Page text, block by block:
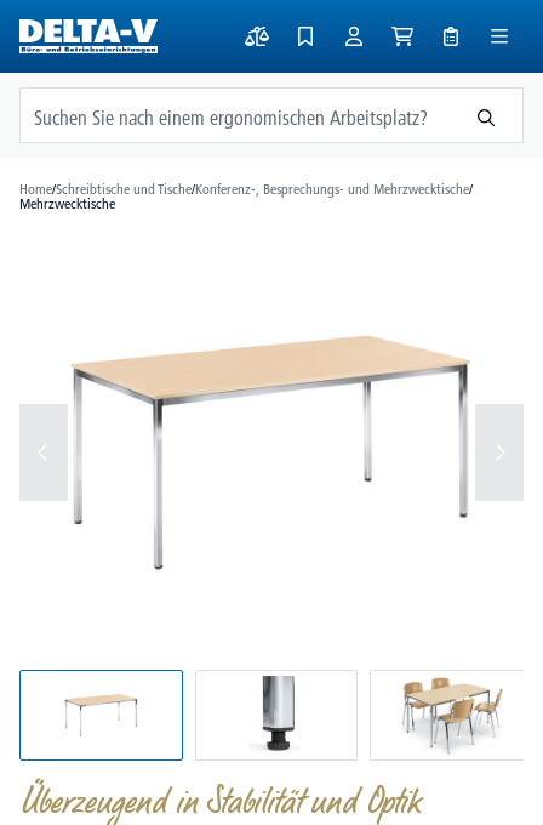
springen
Home/Schreibtische und Tische/Konferenz-, Besprechungs- und Mehrzwecktische/
Mehrzwecktische
Überzeugend in Stabilität und Optik